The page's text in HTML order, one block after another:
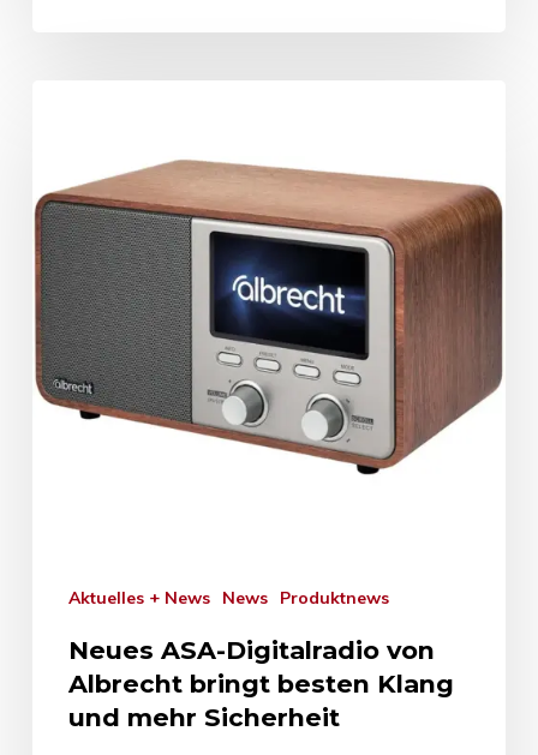
Aktuelles + News News Produktnews
Neues ASA-Digitalradio von
Albrecht bringt besten Klang
und mehr Sicherheit